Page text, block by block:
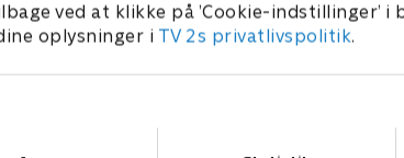
ved at klikke på ’Cookie-indstillinger’ i
oplysninger i TV 2s privatlivspolitik.